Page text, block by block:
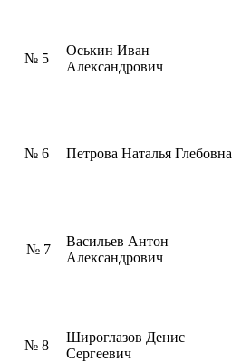
№ 5
Оськин Иван
Александрович
№ 6 Петрова Наталья Глебовна
№ 7
Васильев Антон
Александрович
№ 8
Широглазов Денис
Сергеевич